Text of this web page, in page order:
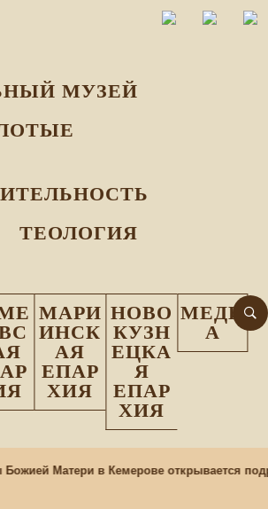
МУЗEЙ
ТЕОЛОГИЯ
МАРИ
ИНСК
АЯ
ЕПАР
ХИЯ
НОВО
КУЗН
ЕЦКА
Я
ЕПАР
ХИЯ
МЕДИ
А
Матери в Кемерове открывается